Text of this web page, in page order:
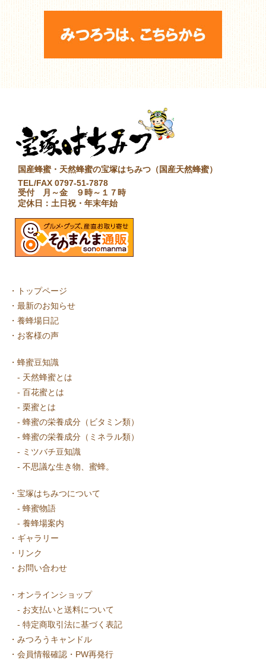
国産蜂蜜・天然蜂蜜の宝塚はちみつ（国産天然蜂蜜）
TEL/FAX 0797-51-7878
受付 月～金 ９時～１７時
定休日：土日祝・年末年始
・
トップページ
・ 最新のお知らせ
・ 養蜂場日記
・ お客様の声
・ 蜂蜜豆知識
- 天然蜂蜜とは
- 百花蜜とは
- 栗蜜とは
- 蜂蜜の栄養成分（ビタミン類）
- 蜂蜜の栄養成分（ミネラル類）
- ミツバチ豆知識
- 不思議な生き物、蜜蜂。
・ 宝塚はちみつについて
- 蜂蜜物語
- 養蜂場案内
・ ギャラリー
・ リンク
・ お問い合わせ
・ オンラインショップ
- お支払いと送料について
- 特定商取引法に基づく表記
・ みつろうキャンドル
・ 会員情報確認・PW再発行